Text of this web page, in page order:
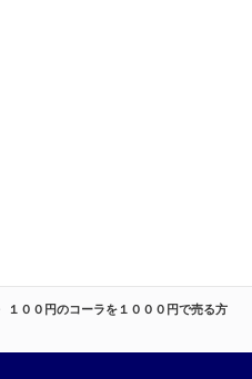
１００円のコーラを１０００円で売る方